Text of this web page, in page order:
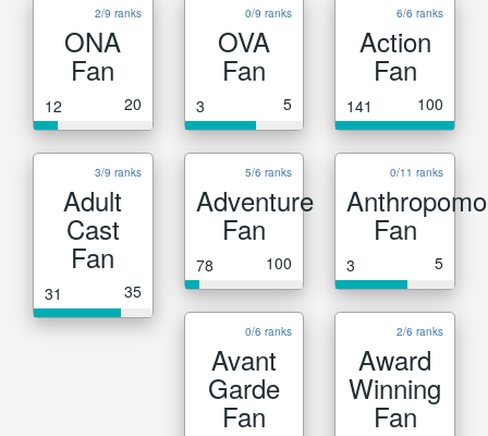
2/9 ranks
ONA
Fan
12 20
0/9 ranks
OVA
Fan
3 5
6/6 ranks
Action
Fan
141 100
3/9 ranks
Adult
Cast
Fan
31 35
5/6 ranks
Adventure
Fan
78 100
0/11 ranks
Fan
3 5
0/6 ranks
Avant
Garde
Fan
2/6 ranks
Award
Winning
Fan